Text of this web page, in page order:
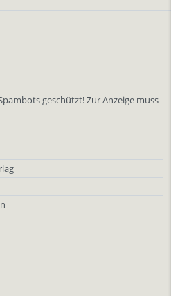
geschützt! Zur Anzeige muss